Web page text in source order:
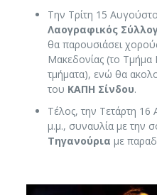
Την Τρίτη 15
Λαογραφικός
θα παρουσιάσει
Μακεδονίας (το Τμήμα
τμήματα), ενώ θα
του ΚΑΠΗ Σίνδου.
Τέλος, την Τετάρτη
μ.μ., συναυλία με την
Τηγανούρια με